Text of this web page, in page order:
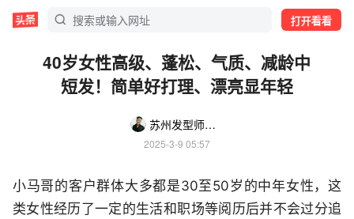
打开看看
40岁女性高级、蓬松、气质、减龄中
短发！简单好打理、漂亮显年轻
苏州发型师小马哥
2025-3-9 05:57
小马哥的客户群体大多都是30至50岁的中年女性，这
类女性经历了一定的生活和职场等阅历后并不会过分追